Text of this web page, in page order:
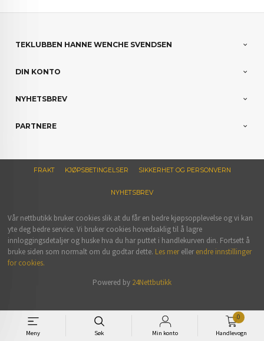
Meny Søk Min konto Handlevogn
0
TEKLUBBEN HANNE WENCHE SVENDSEN
DIN KONTO
NYHETSBREV
PARTNERE
FRAKT KJØPSBETINGELSER SIKKERHET OG PERSONVERN
NYHETSBREV
Vår nettbutikk bruker cookies slik at du får en bedre kjøpsopplevelse og vi kan
yte deg bedre service. Vi bruker cookies hovedsaklig til å lagre
innloggingsdetaljer og huske hva du har puttet i handlekurven din. Fortsett å
bruke siden som normalt om du godtar dette. Les merellerendre innstillinger
for cookies.
Powered by 24Nettbutikk